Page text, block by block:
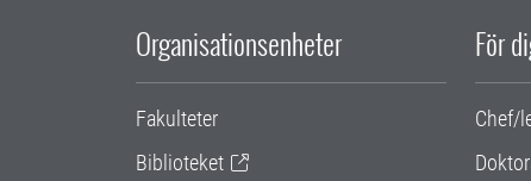
Organisationsenheter
Fakulteter
Biblioteket
För
Chef/